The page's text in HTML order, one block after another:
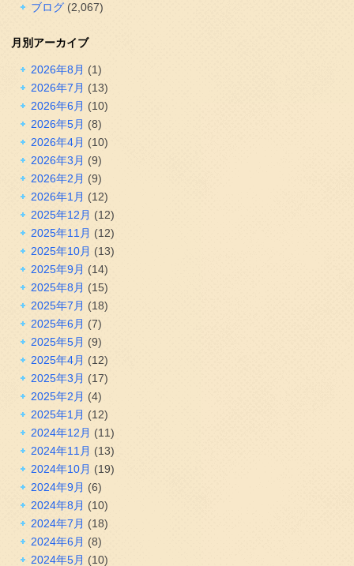
ブログ(2,067)
月別アーカイブ
2026年8月 (1)
2026年7月 (13)
2026年6月 (10)
2026年5月 (8)
2026年4月 (10)
2026年3月 (9)
2026年2月 (9)
2026年1月 (12)
2025年12月 (12)
2025年11月 (12)
2025年10月 (13)
2025年9月 (14)
2025年8月 (15)
2025年7月 (18)
2025年6月 (7)
2025年5月 (9)
2025年4月 (12)
2025年3月 (17)
2025年2月 (4)
2025年1月 (12)
2024年12月 (11)
2024年11月 (13)
2024年10月 (19)
2024年9月 (6)
2024年8月 (10)
2024年7月 (18)
2024年6月 (8)
2024年5月 (10)